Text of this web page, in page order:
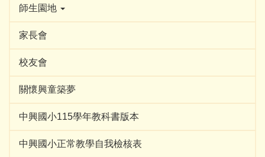
師生園地
家長會
校友會
關懷興童築夢
中興國小115學年教科書版本
中興國小正常教學自我檢核表